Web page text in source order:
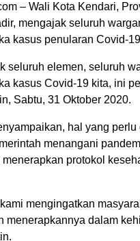
– Wali Kota Kendari,
mengajak seluruh
kasus penularan Covid-
seluruh elemen, seluruh
kasus Covid-19 kita, ini
Sabtu, 31 Oktober 2020.
hal yang
menangani
protokol
mengingatkan
menerapkannya dalam